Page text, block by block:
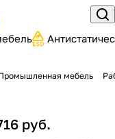
мебель
руб.